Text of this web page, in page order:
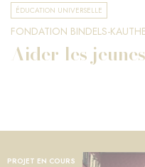
ÉDUCATION UNIVERSELLE
FONDATION BINDELS-
Aider les
PROJET EN COURS